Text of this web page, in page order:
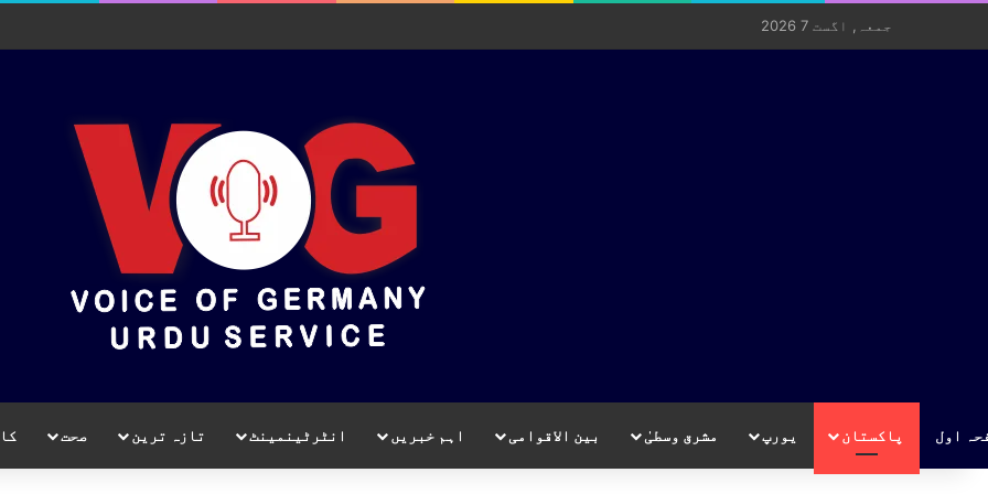
جمعہ, اگست 7 2026
اول پاکستان یورپ مشرق وسطیٰ بین الاقوامی اہم خبریں انٹرٹینمینٹ تازہ ترین صحت